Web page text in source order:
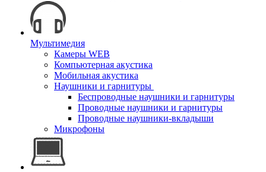
Мультимедия
Камеры WEB
Компьютерная акустика
Мобильная акустика
Наушники и гарнитуры
Беспроводные наушники и гарнитуры
Проводные наушники и гарнитуры
Проводные наушники-вкладыши
Микрофоны